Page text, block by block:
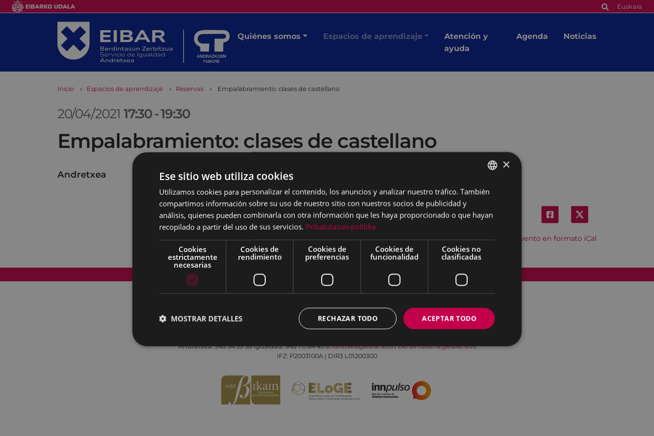
Euskara
Quiénes somos Espacios de aprendizaje
Atención y
ayuda
Agenda Noticias
Inicio Espacios de aprendizaje Reservas Empalabramiento: clases de castellano
20/04/2021 17:30-19:30
Empalabramiento: clases de castellano
Andretxea
Descargar el evento en formato iCal
Mapa del Sitio Aviso legal Política de cookies Contacto Accesibilidad
Todas las redes sociales del Ayuntamiento
Andretxea: 943 54 39 38Igualdad: 943 70 84 40andretxea@eibar.eus/berdintasuna@eibar.eus
IFZ: P2003100A | DIR3 L01200300
BASQUE
×
Ese sitio web utiliza cookies
Utilizamos cookies para personalizar el contenido, los anuncios y analizar nuestro tráfico. También
compartimos información sobre su uso de nuestro sitio con nuestros socios de publicidad y
análisis, quienes pueden combinarla con otra información que les haya proporcionado o que hayan
recopilado a partir del uso de sus servicios. Pribatutasun-politika
Cookies
estrictamente
necesarias
Cookies de
rendimiento
Cookies de
preferencias
Cookies de
funcionalidad
Cookies no
clasificadas
ACEPTAR TODO
RECHAZAR TODO
MOSTRAR DETALLES